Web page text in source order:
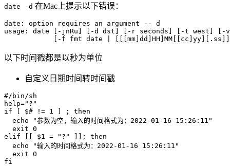
date -d 在Mac上提示以下错误：
date: option requires an argument -- d
usage: date [-jnRu] [-d dst] [-r seconds] [-t west] [-
以下时间戳都是以秒为单位
自定义日期时间转时间戳
#/bin/sh
help="?"
if [ $# != 1 ] ; then
  echo "参数为空，输入的时间格式为：2022-01-16 15:26:11"
  exit 0
elif [[ $1 = "?" ]]; then
  echo "输入的时间格式为：2022-01-16 15:26:11"
  exit 0
fi